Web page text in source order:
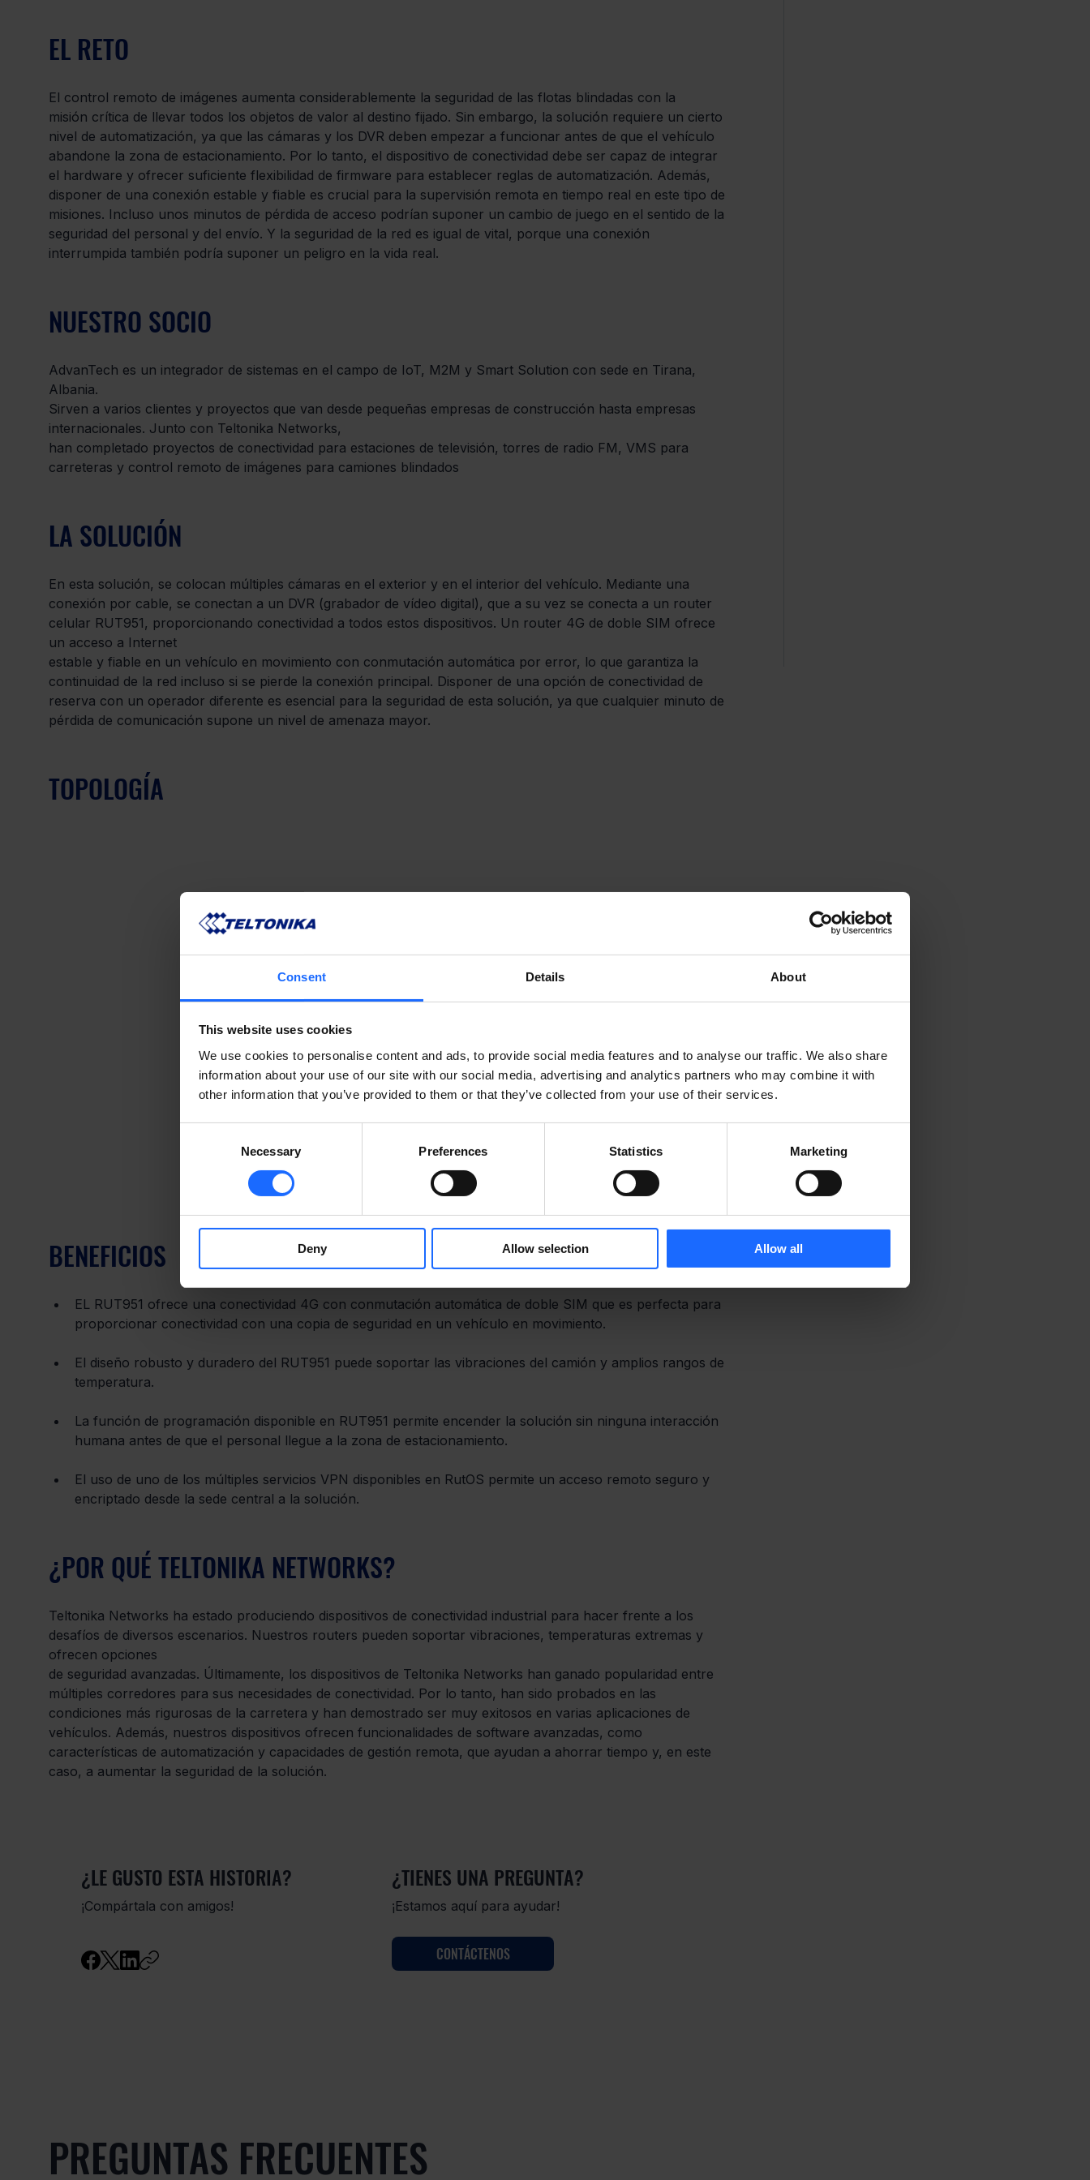
Consent Details About
This website uses cookies
We use cookies to personalise content and ads, to provide social media features and to analyse our traffic. We also share
information about your use of our site with our social media, advertising and analytics partners who may combine it with
other information that you’ve provided to them or that they’ve collected from your use of their services.
Necessary Preferences Statistics Marketing
Deny Allow selection Allow all
EL RETO
El control remoto de imágenes aumenta considerablemente la seguridad de las flotas blindadas con la
misión crítica de llevar todos los objetos de valor al destino fijado. Sin embargo, la solución requiere un cierto
nivel de automatización, ya que las cámaras y los DVR deben empezar a funcionar antes de que el vehículo
abandone la zona de estacionamiento. Por lo tanto, el dispositivo de conectividad debe ser capaz de integrar
el hardware y ofrecer suficiente flexibilidad de firmware para establecer reglas de automatización. Además,
disponer de una conexión estable y fiable es crucial para la supervisión remota en tiempo real en este tipo de
misiones. Incluso unos minutos de pérdida de acceso podrían suponer un cambio de juego en el sentido de la
seguridad del personal y del envío. Y la seguridad de la red es igual de vital, porque una conexión
interrumpida también podría suponer un peligro en la vida real.
NUESTRO SOCIO
AdvanTech es un integrador de sistemas en el campo de IoT, M2M y Smart Solution con sede en Tirana,
Albania.
Sirven a varios clientes y proyectos que van desde pequeñas empresas de construcción hasta empresas
internacionales. Junto con Teltonika Networks,
han completado proyectos de conectividad para estaciones de televisión, torres de radio FM, VMS para
carreteras y control remoto de imágenes para camiones blindados
LA SOLUCIÓN
En esta solución, se colocan múltiples cámaras en el exterior y en el interior del vehículo. Mediante una
conexión por cable, se conectan a un DVR (grabador de vídeo digital), que a su vez se conecta a un router
celular RUT951, proporcionando conectividad a todos estos dispositivos. Un router 4G de doble SIM ofrece
un acceso a Internet
estable y fiable en un vehículo en movimiento con conmutación automática por error, lo que garantiza la
continuidad de la red incluso si se pierde la conexión principal. Disponer de una opción de conectividad de
reserva con un operador diferente es esencial para la seguridad de esta solución, ya que cualquier minuto de
pérdida de comunicación supone un nivel de amenaza mayor.
TOPOLOGÍA
BENEFICIOS
EL RUT951 ofrece una conectividad 4G con conmutación automática de doble SIM que es perfecta para
proporcionar conectividad con una copia de seguridad en un vehículo en movimiento.
El diseño robusto y duradero del RUT951 puede soportar las vibraciones del camión y amplios rangos de
temperatura.
La función de programación disponible en RUT951 permite encender la solución sin ninguna interacción
humana antes de que el personal llegue a la zona de estacionamiento.
El uso de uno de los múltiples servicios VPN disponibles en RutOS permite un acceso remoto seguro y
encriptado desde la sede central a la solución.
¿POR QUÉ TELTONIKA NETWORKS?
Teltonika Networks ha estado produciendo dispositivos de conectividad industrial para hacer frente a los
desafíos de diversos escenarios. Nuestros routers pueden soportar vibraciones, temperaturas extremas y
ofrecen opciones
de seguridad avanzadas. Últimamente, los dispositivos de Teltonika Networks han ganado popularidad entre
múltiples corredores para sus necesidades de conectividad. Por lo tanto, han sido probados en las
condiciones más rigurosas de la carretera y han demostrado ser muy exitosos en varias aplicaciones de
vehículos. Además, nuestros dispositivos ofrecen funcionalidades de software avanzadas, como
características de automatización y capacidades de gestión remota, que ayudan a ahorrar tiempo y, en este
caso, a aumentar la seguridad de la solución.
¿LE GUSTO ESTA HISTORIA?
​¡Compártala con amigos!
¿TIENES UNA PREGUNTA?
¡Estamos aquí para ayudar!
CONTÁCTENOS
PREGUNTAS FRECUENTES